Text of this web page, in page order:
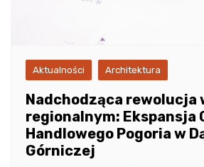
Aktualności Architektura
Nadchodząca rewolucja
regionalnym: Ekspansja
Handlowego Pogoria w
Górniczej